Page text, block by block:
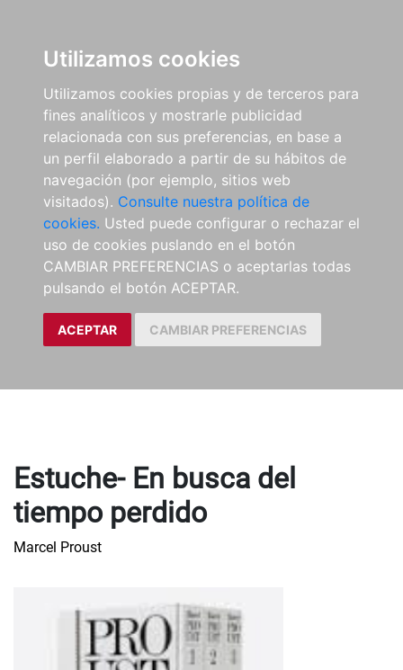
Utilizamos cookies
Utilizamos cookies propias y de terceros para
fines analíticos y mostrarle publicidad
relacionada con sus preferencias, en base a
un perfil elaborado a partir de su hábitos de
navegación (por ejemplo, sitios web
visitados). Consulte nuestra política de
cookies. Usted puede configurar o rechazar el
uso de cookies puslando en el botón
CAMBIAR PREFERENCIAS o aceptarlas todas
pulsando el botón ACEPTAR.
ACEPTAR CAMBIAR PREFERENCIAS
Estuche- En busca del
tiempo perdido
Marcel Proust